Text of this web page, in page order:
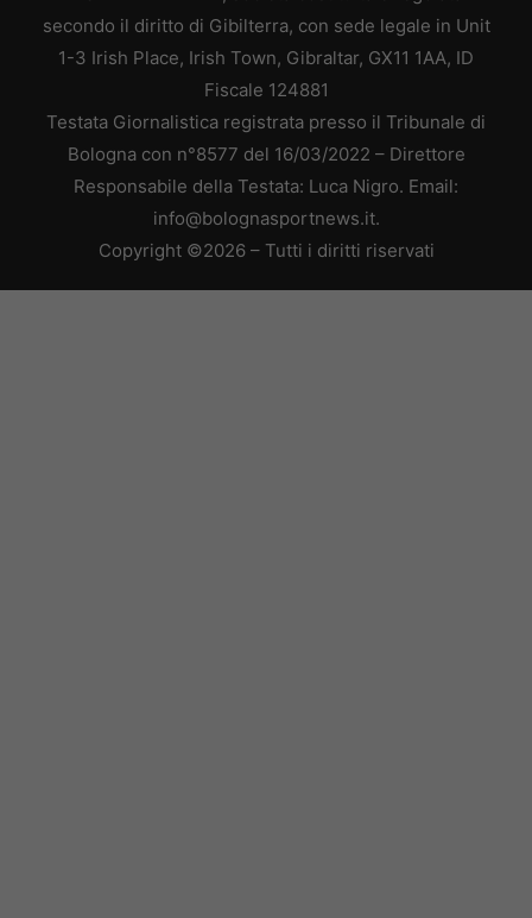
secondo il diritto di Gibilterra, con sede legale in Unit
1-3 Irish Place, Irish Town, Gibraltar, GX11 1AA, ID
Fiscale 124881
Testata Giornalistica registrata presso il Tribunale di
Bologna con n°8577 del 16/03/2022 – Direttore
Responsabile della Testata: Luca Nigro. Email:
info@bolognasportnews.it.
Copyright ©2026 – Tutti i diritti riservati